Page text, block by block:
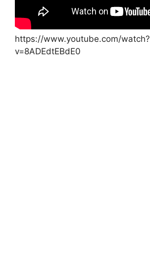
https://www.youtube.com/watch?
v=8ADEdtEBdE0